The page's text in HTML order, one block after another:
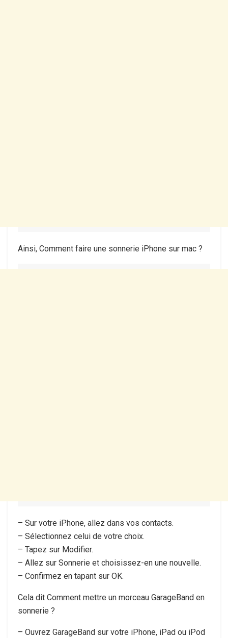
Ainsi, Comment faire une sonnerie iPhone sur mac ?
– Sur votre iPhone, allez dans vos contacts.
– Sélectionnez celui de votre choix.
– Tapez sur Modifier.
– Allez sur Sonnerie et choisissez-en une nouvelle.
– Confirmez en tapant sur OK.
Cela dit Comment mettre un morceau GarageBand en
sonnerie ?
– Ouvrez GarageBand sur votre iPhone, iPad ou iPod